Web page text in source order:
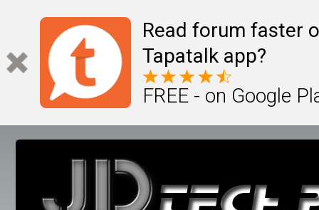
Read forum faster
Tapatalk app?
FREE - on Google